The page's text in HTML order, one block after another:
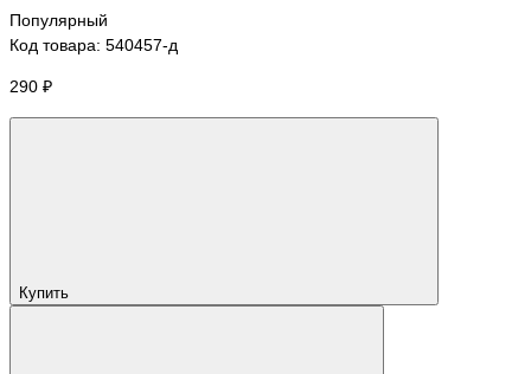
Популярный
Код товара: 540457-д
290 ₽
Купить